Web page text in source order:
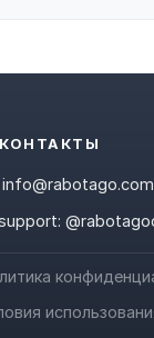
КОНТАКТЫ
info@rabotago.com